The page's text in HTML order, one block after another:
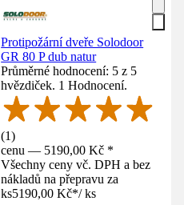
Protipožární dveře Solodoor
GR 80 P dub natur
Průměrné hodnocení: 5 z 5
hvězdiček. 1 Hodnocení.
(1)
cenu — 5190,00 Kč *
Všechny ceny vč. DPH a bez
nákladů na přepravu za
ks5190,00 Kč*/ ks